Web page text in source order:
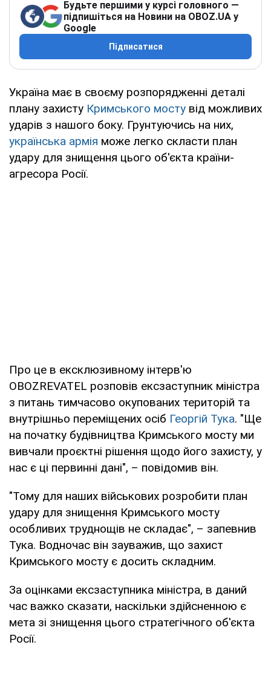
Будьте першими у курсі головного —
підпишіться на Новини на OBOZ.UA у
Google
Підписатися
Україна має в своєму розпорядженні деталі
плану захисту Кримського мосту від можливих
ударів з нашого боку. Грунтуючись на них,
українська армія може легко скласти план
удару для знищення цього об'єкта країни-
агресора Росії.
Про це в ексклюзивному інтерв'ю
OBOZREVATEL розповів ексзаступник міністра
з питань тимчасово окупованих територій та
внутрішньо переміщених осіб Георгій Тука. "Ще
на початку будівництва Кримського мосту ми
вивчали проєктні рішення щодо його захисту, у
нас є ці первинні дані", – повідомив він.
"Тому для наших військових розробити план
удару для знищення Кримського мосту
особливих труднощів не складає", – запевнив
Тука. Водночас він зауважив, що захист
Кримського мосту є досить складним.
За оцінками ексзаступника міністра, в даний
час важко сказати, наскільки здійсненною є
мета зі знищення цього стратегічного об'єкта
Росії.